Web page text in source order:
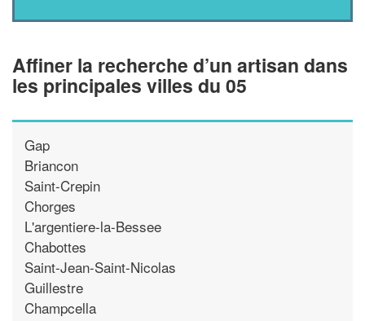
Affiner la recherche d’un artisan dans
les principales villes du 05
Gap
Briancon
Saint-Crepin
Chorges
L'argentiere-la-Bessee
Chabottes
Saint-Jean-Saint-Nicolas
Guillestre
Champcella